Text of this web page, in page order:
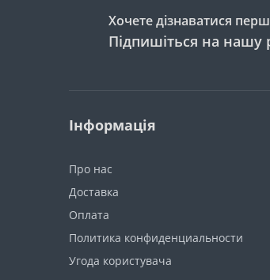
Хочете дізнаватися
Підпишіться на нашу
Інформація
Про нас
Доставка
Оплата
Политика конфиденциальности
Угода користувача